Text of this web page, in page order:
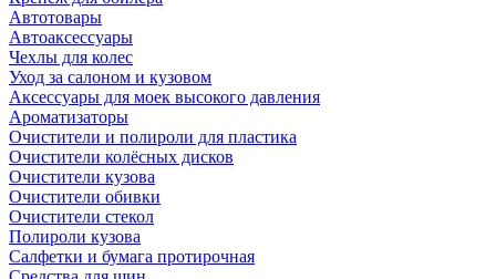
Автотовары
Автоаксессуары
Чехлы для колес
Уход за салоном и кузовом
Аксессуары для моек высокого давления
Ароматизаторы
Очистители и полироли для пластика
Очистители колёсных дисков
Очистители кузова
Очистители обивки
Очистители стекол
Полироли кузова
Салфетки и бумага протирочная